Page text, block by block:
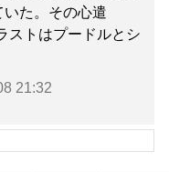
た。その心遣
ストはプードルとシ
21:32